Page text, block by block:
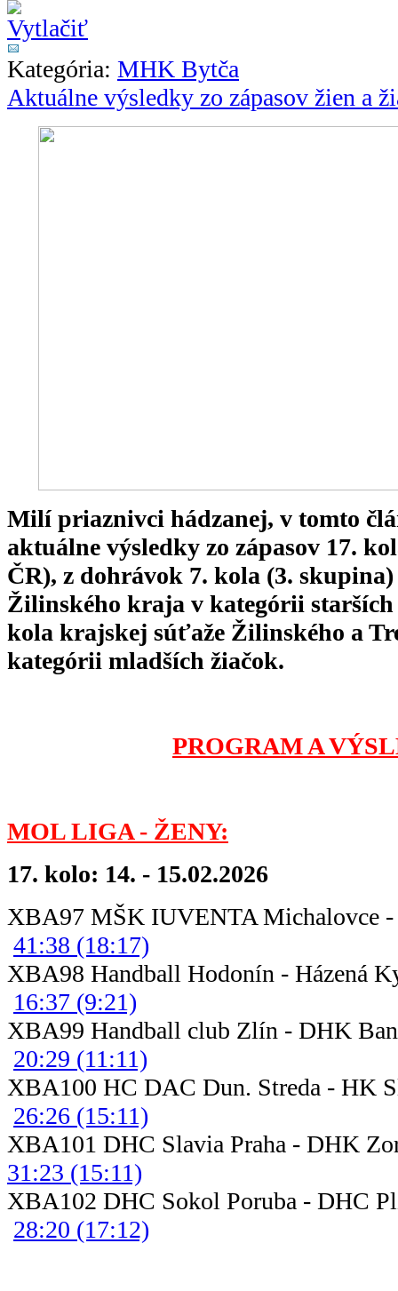
Kategória: MHK Bytča
Aktuálne výsledky zo zápasov žien a
Milí priaznivci hádzanej, v tomto
aktuálne výsledky zo zápasov 17.
ČR), z dohrávok 7. kola (3.
Žilinského kraja v kategórii starších
kola krajskej súťaže Žilinského a
kategórii mladších žiačok.
PROGRAM A
MOL LIGA - ŽENY:
17. kolo: 14. - 15.02.2026
XBA97 MŠK IUVENTA
41:38 (18:17)
XBA98 Handball Hodonín -
16:37 (9:21)
XBA99 Handball club Zlín -
20:29 (11:11)
XBA100 HC DAC Dun. Streda - HK
26:26 (15:11)
XBA101 DHC Slavia Praha -
31:23 (15:11)
XBA102 DHC Sokol
28:20 (17:12)